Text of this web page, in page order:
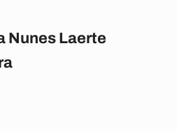
Nunes Laerte